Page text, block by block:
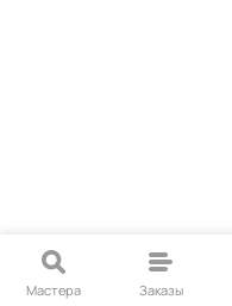
Мастера Заказы